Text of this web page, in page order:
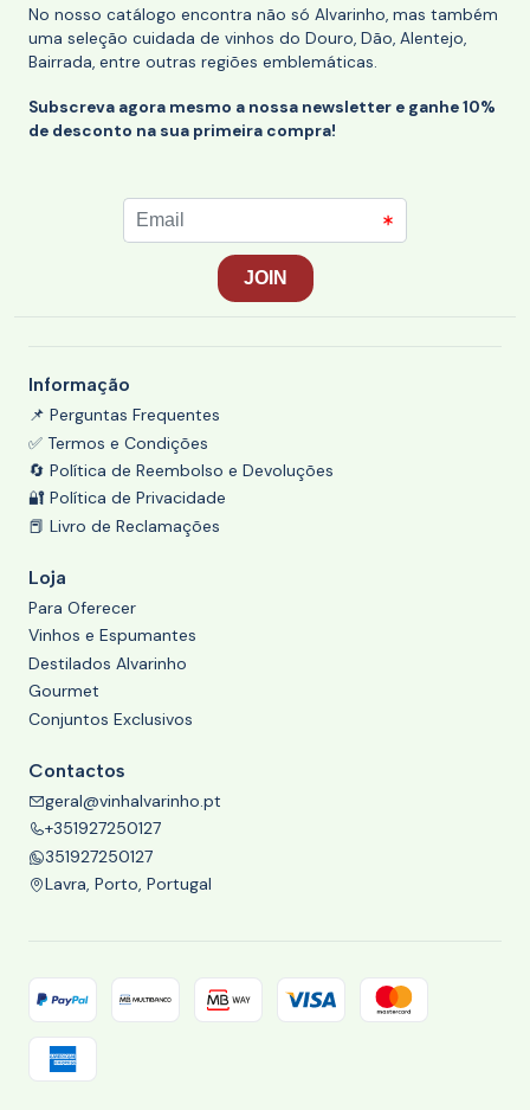
No nosso catálogo encontra não só Alvarinho, mas também
uma seleção cuidada de vinhos do Douro, Dão, Alentejo,
Bairrada, entre outras regiões emblemáticas.
Subscreva agora mesmo a nossa newsletter e ganhe 10%
de desconto na sua primeira compra!
Informação
📌 Perguntas Frequentes
✅ Termos e Condições
🔄 Política de Reembolso e Devoluções
🔐 Política de Privacidade
📕 Livro de Reclamações
Loja
Para Oferecer
Vinhos e Espumantes
Destilados Alvarinho
Gourmet
Conjuntos Exclusivos
Contactos
geral@vinhalvarinho.pt
+351927250127
351927250127
Lavra, Porto, Portugal